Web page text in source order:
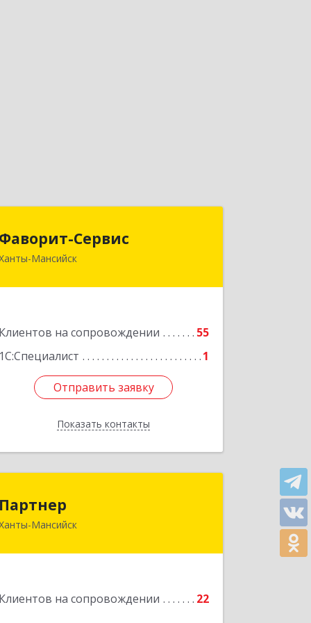
Фаворит-Сервис
Мансийск
Клиентов на сопровождении
55
1С:Специалист
1
Отправить заявку
Показать контакты
628011, Ханты-Мансийский
Отправить заявку
Назад
Партнер
Мансийск
Клиентов на сопровождении 22
628012, Ханты-Мансийский
Подробнее